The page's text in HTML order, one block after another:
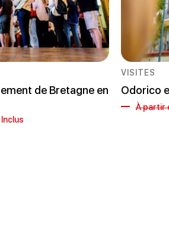
de Bretagne en
Inclus
VISITES
Odorico
À partir